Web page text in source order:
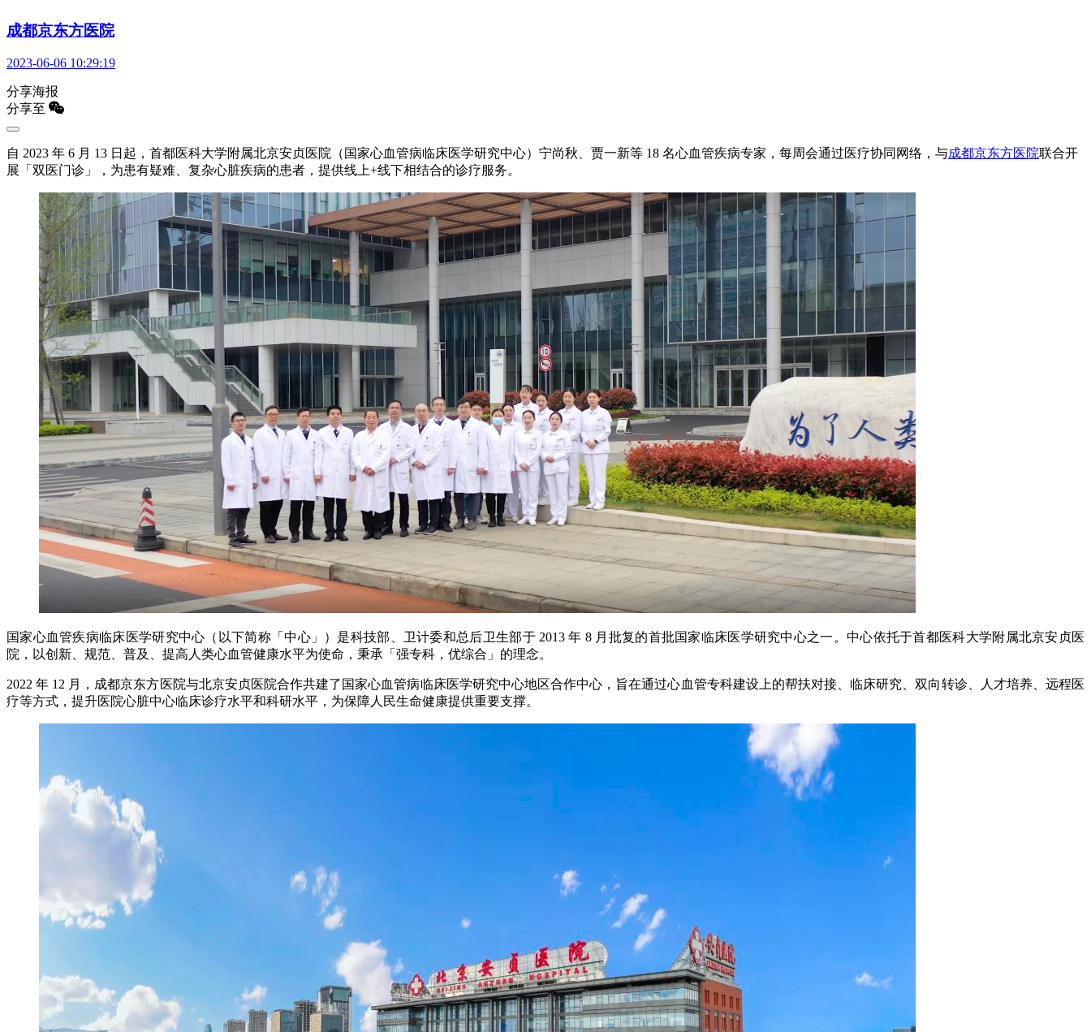
成都京东方医院
2023-06-06 10:29:19
分享海报
分享至
自 2023 年 6 月 13 日起，首都医科大学附属北京安贞医院（国家心血管病临床医学研究中心）宁尚秋、贾一新等 18 名心血管疾病专家，每周会通过医疗协同网络，与成都京东方医院联合开
展「双医门诊」，为患有疑难、复杂心脏疾病的患者，提供线上+线下相结合的诊疗服务。
国家心血管疾病临床医学研究中心（以下简称「中心」）是科技部、卫计委和总后卫生部于 2013 年 8 月批复的首批国家临床医学研究中心之一。中心依托于首都医科大学附属北京安贞医
院，以创新、规范、普及、提高人类心血管健康水平为使命，秉承「强专科，优综合」的理念。
2022 年 12 月，成都京东方医院与北京安贞医院合作共建了国家心血管病临床医学研究中心地区合作中心，旨在通过心血管专科建设上的帮扶对接、临床研究、双向转诊、人才培养、远程医
疗等方式，提升医院心脏中心临床诊疗水平和科研水平，为保障人民生命健康提供重要支撑。